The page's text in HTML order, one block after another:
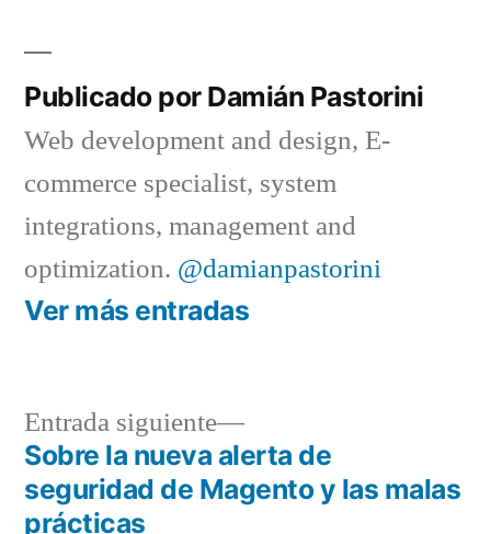
Publicado por Damián Pastorini
Web development and design, E-
commerce specialist, system
integrations, management and
optimization. @damianpastorini
Ver más entradas
Navegación
Entrada siguiente
Entrada
siguiente:
Sobre la nueva alerta de
seguridad de Magento y las malas
prácticas